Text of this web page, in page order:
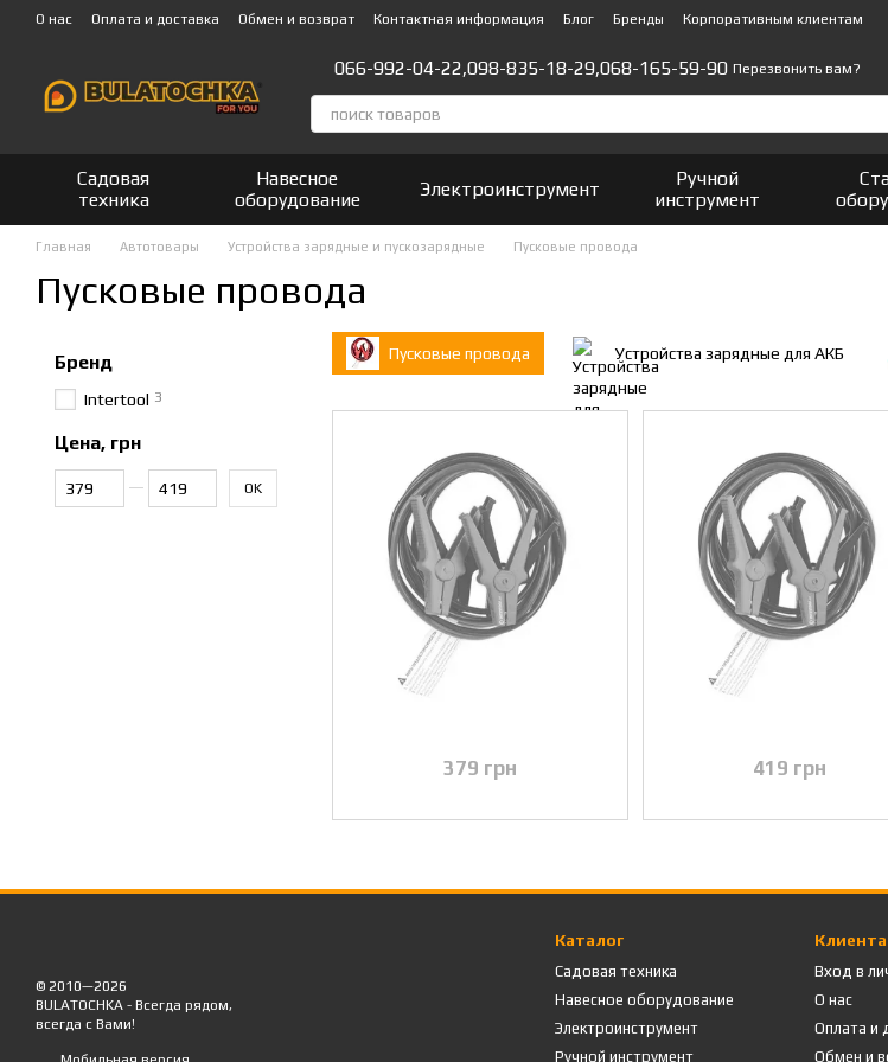
Перейти к основному контенту
О нас Оплата и доставка Обмен и возврат Контактная информация Блог Бренды Корпоративным клиентам
066-992-04-22,098-835-18-29,068-165-59-90 Перезвонить вам?
Садовая
техника
Навесное
оборудование
Электроинструмент
Ручной
инструмент
Главная Автотовары Устройства зарядные и пускозарядные Пусковые провода
Пусковые провода
Пусковые провода Устройства зарядные для АКБ
379 грн 419 грн
Бренд
Intertool 3
Цена, грн
OK
© 2010—2026
BULATOCHKA - Всегда рядом,
всегда с Вами!
Каталог
Садовая техника
Навесное оборудование
Электроинструмент
Ручной инструмент
Вход в
О нас
Оплата и
Обмен и